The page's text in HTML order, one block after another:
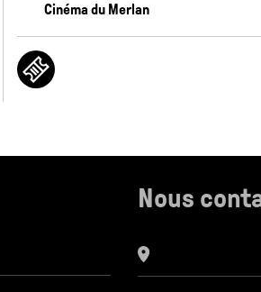
Cinéma du Merlan
Nous